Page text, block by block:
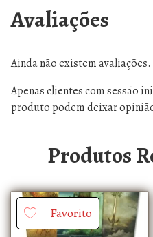
Avaliações
Ainda não existem avaliações.
Apenas clientes com sessão
produto podem deixar
Produtos
Favorito